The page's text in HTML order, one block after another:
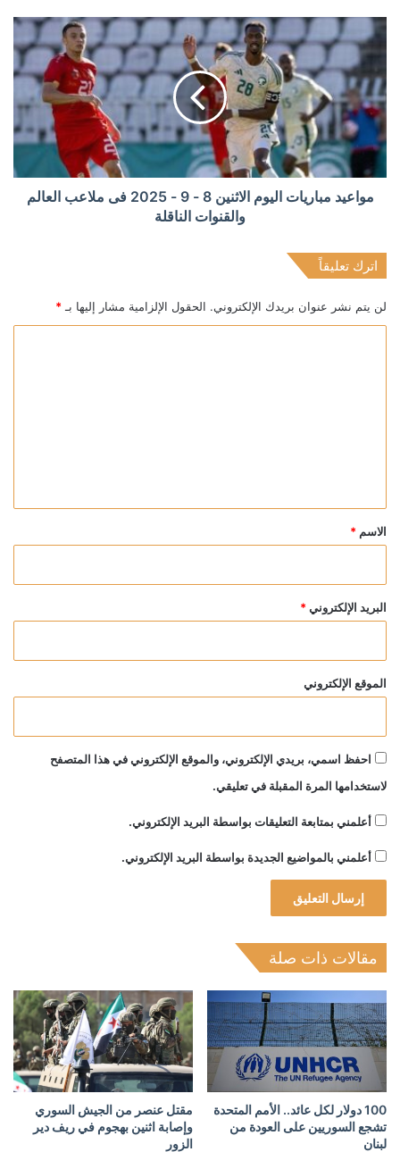
مواعيد مباريات اليوم الاثنين 8 - 9 - 2025 فى ملاعب العالم
والقنوات الناقلة
اترك تعليقاً
لن يتم نشر عنوان بريدك الإلكتروني. الحقول الإلزامية مشار إليها بـ *
*
الاسم *
البريد الإلكتروني *
الموقع الإلكتروني
احفظ اسمي، بريدي الإلكتروني، والموقع الإلكتروني في هذا المتصفح
لاستخدامها المرة المقبلة في تعليقي.
أعلمني بمتابعة التعليقات بواسطة البريد الإلكتروني.
أعلمني بالمواضيع الجديدة بواسطة البريد الإلكتروني.
مقالات ذات صلة
100 دولار لكل عائد.. الأمم المتحدة
تشجع السوريين على العودة من
لبنان
مقتل عنصر من الجيش السوري
وإصابة اثنين بهجوم في ريف دير
الزور